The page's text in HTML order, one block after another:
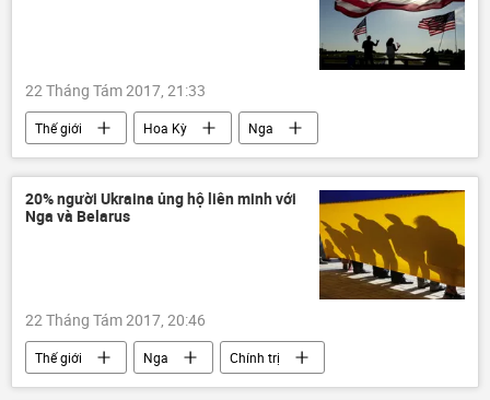
22 Tháng Tám 2017, 21:33
Thế giới Hoa Kỳ
Nga
Chính trị
Liên bang Nga
20% người Ukraina ủng hộ liên minh với
Nga và Belarus
22 Tháng Tám 2017, 20:46
Thế giới Nga
Chính trị
Belarus
Ukraina
Liên bang Nga